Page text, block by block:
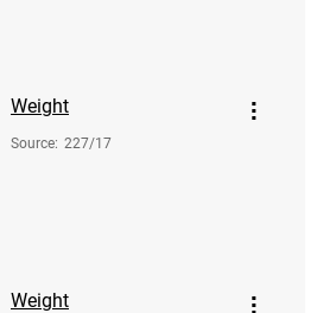
Weight
Source: 227/17
Weight